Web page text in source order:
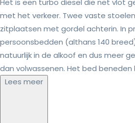
met het verkeer. Twee vaste
zitplaatsen met gordel achterin. In
persoonsbedden (althans 140
natuurlijk in de alkoof en dus meer
dan volwassenen. Het bed beneden
Lees meer